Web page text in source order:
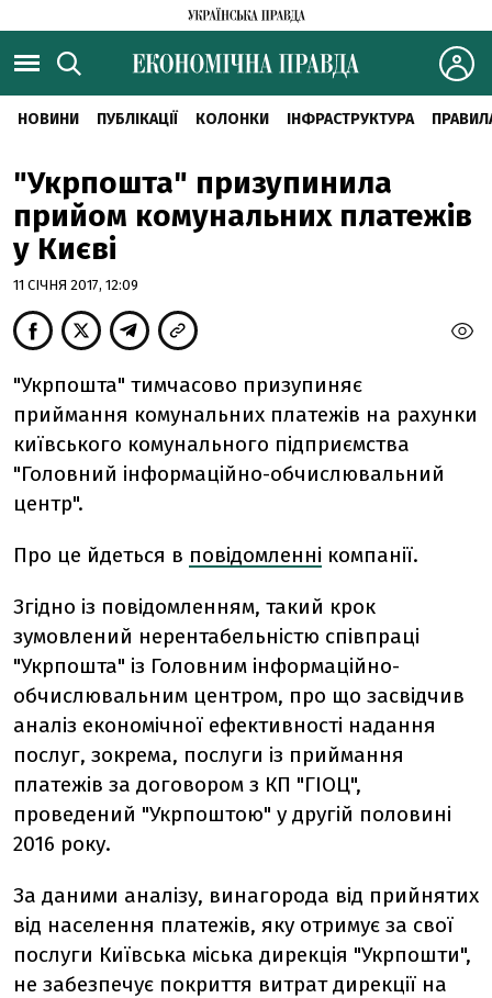
НОВИНИ ПУБЛІКАЦІЇ КОЛОНКИ ІНФРАСТРУКТУРА
"Укрпошта" призупинила
прийом комунальних платежів
у Києві
11 СІЧНЯ 2017, 12:09
"Укрпошта" тимчасово призупиняє
приймання комунальних платежів на рахунки
київського комунального підприємства
"Головний інформаційно-обчислювальний
центр".
Про це йдеться в повідомленні компанії.
Згідно із повідомленням, такий крок
зумовлений нерентабельністю співпраці
"Укрпошта" із Головним інформаційно-
обчислювальним центром, про що засвідчив
аналіз економічної ефективності надання
послуг, зокрема, послуги із приймання
платежів за договором з КП "ГІОЦ",
проведений "Укрпоштою" у другій половині
2016 року.
За даними аналізу, винагорода від прийнятих
від населення платежів, яку отримує за свої
послуги Київська міська дирекція "Укрпошти",
не забезпечує покриття витрат дирекції на